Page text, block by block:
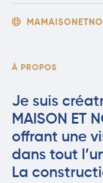
À PROPOS
Je suis
MAISON ET
offrant une
dans tout
La